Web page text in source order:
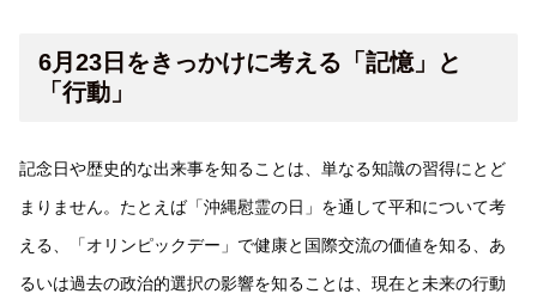
6月23日をきっかけに考える「記憶」と
「行動」
記念日や歴史的な出来事を知ることは、単なる知識の習得にとど
まりません。たとえば「沖縄慰霊の日」を通して平和について考
える、「オリンピックデー」で健康と国際交流の価値を知る、あ
るいは過去の政治的選択の影響を知ることは、現在と未来の行動